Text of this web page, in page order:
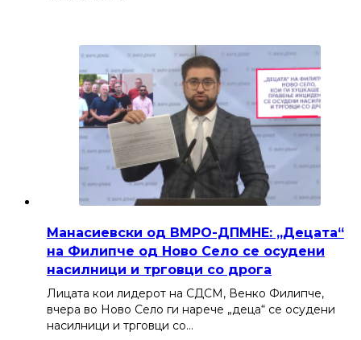
Манасиевски од ВМРО-ДПМНЕ: „Децата“
на Филипче од Ново Село се осудени
насилници и трговци со дрога
Лицата кои лидерот на СДСМ, Венко Филипче,
вчера во Ново Село ги нарече „деца“ се осудени
насилници и трговци со…